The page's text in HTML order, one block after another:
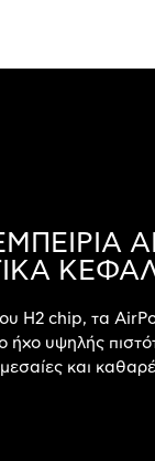
H2 chip, τα
ήχο υψηλής
και